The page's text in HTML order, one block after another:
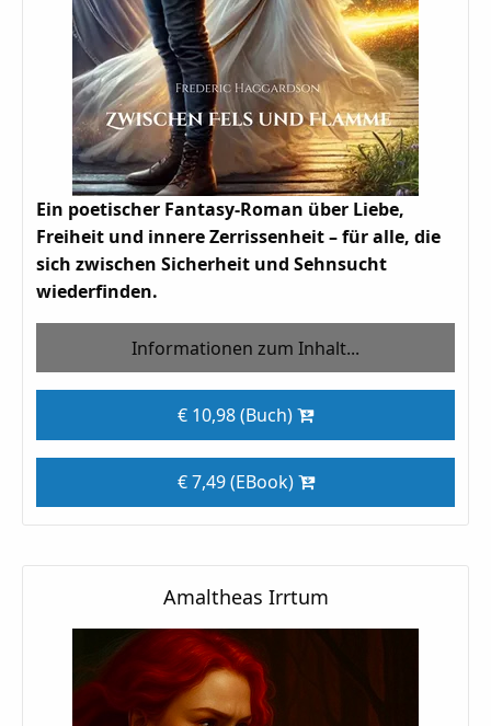
Ein poetischer Fantasy-Roman über Liebe,
Freiheit und innere Zerrissenheit – für alle, die
sich zwischen Sicherheit und Sehnsucht
wiederfinden.
Informationen zum Inhalt...
€ 10,98 (Buch)
€ 7,49 (EBook)
Amaltheas Irrtum